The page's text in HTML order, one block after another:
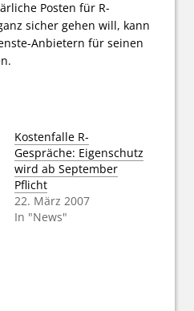
Posten für R-
sicher gehen will, kann
Anbietern für seinen
Kostenfalle R-
Gespräche: Eigenschutz
wird ab September
Pflicht
22. März 2007
In "News"